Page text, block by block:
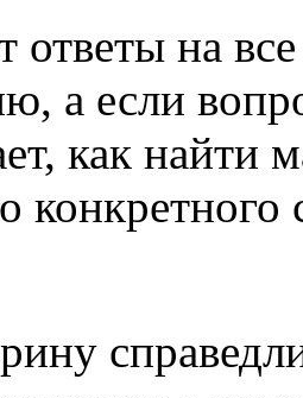
ответы на
а если
как найти
конкретного